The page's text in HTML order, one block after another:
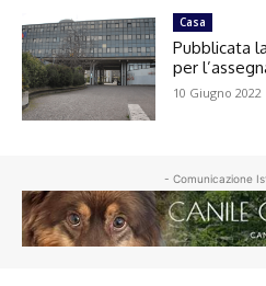
Casa
Pubblicata
per
10 Giugno 2022
- Comunicazione